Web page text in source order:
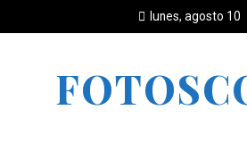
lunes, agosto 10